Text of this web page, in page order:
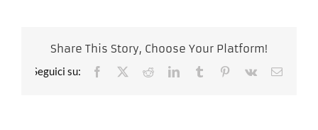
Share This Story, Choose Your Platform!
Facebook RedditLinkedInTumblr Pinterest
Vk Email